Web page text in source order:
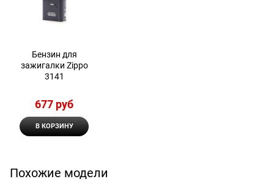
Бензин для
зажигалки Zippo
3141
677 руб
В КОРЗИНУ
Похожие модели